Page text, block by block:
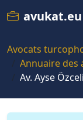
avukat.eu
Avocats
Annuaire des
Av. Ayse